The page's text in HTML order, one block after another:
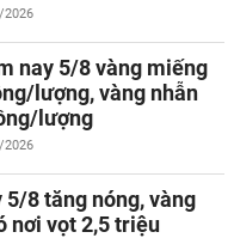
2026
nay 5/8 vàng miếng
lượng, vàng nhẫn
lượng
2026
5/8 tăng nóng, vàng
nơi vọt 2,5 triệu